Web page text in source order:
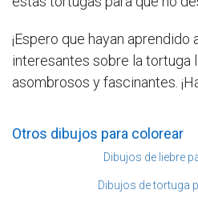
¡Espero que hayan aprendido
interesantes sobre la tortuga
asombrosos y fascinantes.
Otros dibujos para colorear
Dibujos de liebre
Dibujos de tortuga